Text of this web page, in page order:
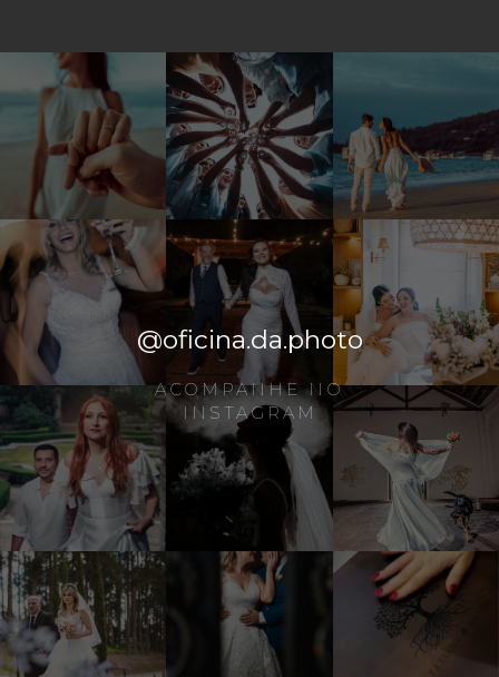
@oficina.da.photo
ACOMPANHE NO
INSTAGRAM